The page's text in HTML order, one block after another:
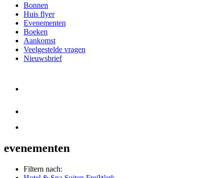
Bonnen
Huis flyer
Evenementen
Boeken
Aankomst
Veelgestelde vragen
Nieuwsbrief
evenementen
Filtern nach: